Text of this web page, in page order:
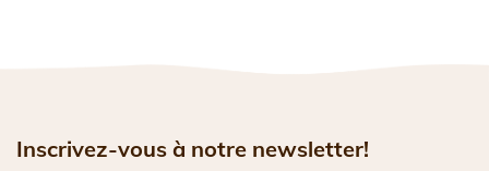
Inscrivez-vous à notre newsletter!